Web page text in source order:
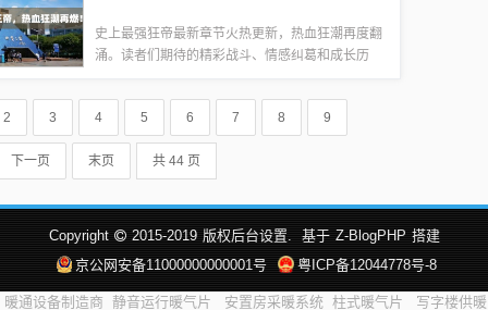
史上最强狂帝最新章节火热更新，热血狂潮再度翻
涌。读者们期待的精彩战斗、情感纠葛和成长历
以超凡的实力和狂傲的姿态，再次征服了无数读
者。不容错过的精彩内容，赶快阅读史上最强狂
帝...
2 3 4 5 6 7 8 9
下一页 末页 共 44 页
Copyright 2015-2019 版权后台设置. 基于 Z-BlogPHP 搭建
京公网安备11000000000001号
粤ICP备12044778号-8
暖通设备制造商 静音运行暖气片 安置房采暖系统 柱式暖气片 写字楼供暖